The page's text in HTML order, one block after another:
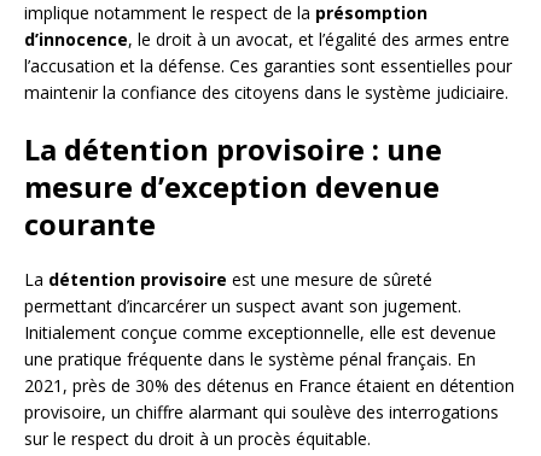
implique notamment le respect de la présomption
d’innocence, le droit à un avocat, et l’égalité des armes entre
l’accusation et la défense. Ces garanties sont essentielles pour
maintenir la confiance des citoyens dans le système judiciaire.
La détention provisoire : une
mesure d’exception devenue
courante
La détention provisoire est une mesure de sûreté
permettant d’incarcérer un suspect avant son jugement.
Initialement conçue comme exceptionnelle, elle est devenue
une pratique fréquente dans le système pénal français. En
2021, près de 30% des détenus en France étaient en détention
provisoire, un chiffre alarmant qui soulève des interrogations
sur le respect du droit à un procès équitable.